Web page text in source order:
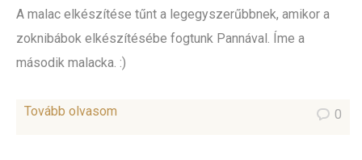
A malac elkészítése tűnt a legegyszerűbbnek, amikor a
zoknibábok elkészítésébe fogtunk Pannával. Íme a
második malacka. :)
Tovább olvasom 0